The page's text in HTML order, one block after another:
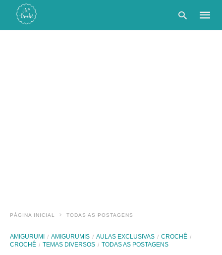
PÁGINA INICIAL TODAS AS POSTAGENS
AMIGURUMI AMIGURUMIS AULAS EXCLUSIVAS
CROCHÊ
CROCHÊ
TEMAS DIVERSOS TODAS AS POSTAGENS